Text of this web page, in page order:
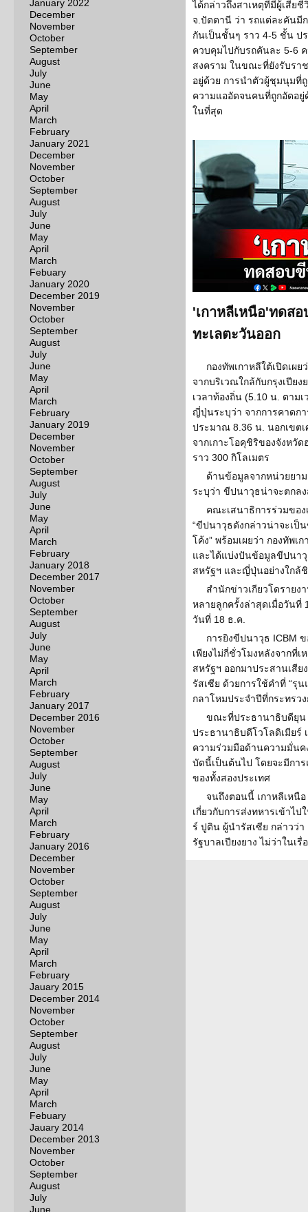
January 2022
December
November
October
September
August
July
June
May
April
March
February
January 2021
December
November
October
September
August
July
June
May
April
March
Febuary
January 2020
December 2019
November
October
September
August
July
June
May
April
March
February
January 2019
December
November
October
September
August
July
June
May
April
March
February
January 2018
December 2017
November
October
September
August
July
June
May
April
March
February
January 2017
December 2016
November
October
September
August
July
June
May
April
March
February
January 2016
December
November
October
September
August
July
June
May
April
March
February
Jauary 2015
December 2014
November
October
September
August
July
June
May
April
March
Febuary
Jauary 2014
December 2013
November
October
September
August
July
June
ได้กล่าวถึงสาเหตุที่มีผู้เสีย
จ.ปัตตานี ว่า รถแต่ละคันมี
กันเป็นชั้นๆ ราว 4-5 ชั้น ป
ควบคุมไปกับรถคันละ 5-6
สงคราม ในขณะที่ยังรับรา
อยู่ด้วย การนำตัวผู้ชุมนุมที่
ความแออัดจนคนที่ถูกอัดอยู่
ในที่สุด
'เกาหลีเหนือ'ทดส
ทะเลตะวันออก
กองทัพเกาหลีใต้เปิดเผ
จากบริเวณใกล้กับกรุงเปีย
เวลาท้องถิ่น (5.10 น. ตาม
ญี่ปุ่นระบุว่า จากการคาดก
ประมาณ 8.36 น. นอกเขต
จากเกาะโอคุชิริของจังหวั
ราว 300 กิโลเมตร
ด้านข้อมูลจากหน่วยยา
ระบุว่า ขีปนาวุธน่าจะตกลง
คณะเสนาธิการร่วมของ
“ขีปนาวุธดังกล่าวน่าจะเป็
โค้ง” พร้อมเผยว่า กองทัพเ
และได้แบ่งปันข้อมูลขีปนาวุ
สหรัฐฯ และญี่ปุ่นอย่างใกล้
สำนักข่าวเกียวโดรายง
หลายลูกครั้งล่าสุดเมื่อวันที่
วันที่ 18 ธ.ค.
การยิงขีปนาวุธ ICBM
เพียงไม่กี่ชั่วโมงหลังจากที่
สหรัฐฯ ออกมาประสานเสีย
รัสเซีย ด้วยการใช้คำที่ “รุ
กลาโหมประจำปีที่กระทรว
ขณะที่ประธานาธิบดียุน
ประธานาธิบดีโวโลดิเมียร์
ความร่วมมือด้านความมั่น
บัดนี้เป็นต้นไป โดยจะมีการ
ของทั้งสองประเทศ
จนถึงตอนนี้ เกาหลีเหนื
เกี่ยวกับการส่งทหารเข้าไ
ร์ ปูติน ผู้นำรัสเซีย กล่าวว่
รัฐบาลเปียงยาง ไม่ว่าในเรื่